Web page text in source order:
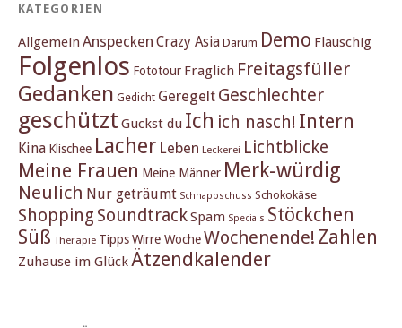
KATEGORIEN
Allgemein Anspecken Crazy Asia Darum Demo Flauschig
Folgenlos Fototour Fraglich Freitagsfüller
Gedanken Gedicht Geregelt Geschlechter
geschützt Guckst du Ich ich nasch! Intern
Kina Klischee Lacher Leben Leckerei Lichtblicke
Meine Frauen Meine Männer Merk-würdig
Neulich Nur geträumt Schnappschuss Schokokäse
Shopping SoundtrackSpam Specials Stöckchen
Süß Therapie TippsWirre WocheWochenende! Zahlen
Zuhause im Glück Ätzendkalender